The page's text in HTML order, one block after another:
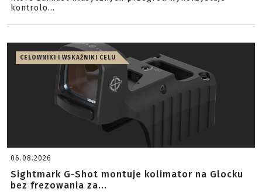
kontrolo...
CELOWNIKI I WSKAŹNIKI CELU
06.08.2026
Sightmark G-Shot montuje kolimator na Glocku
bez frezowania za...